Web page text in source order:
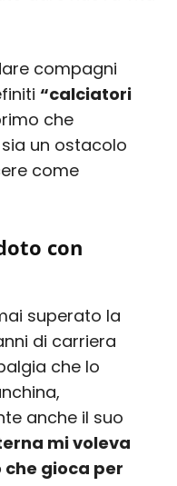
compagni
“calciatori
che
un ostacolo
come
con
superato la
di carriera
che lo
anche il suo
mi voleva
gioca per